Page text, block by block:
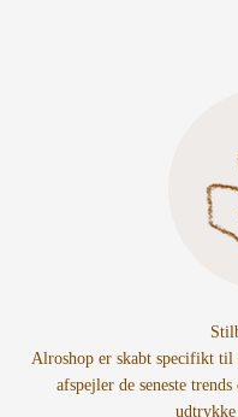
Alroshop er skabt specifikt til
afspejler de seneste